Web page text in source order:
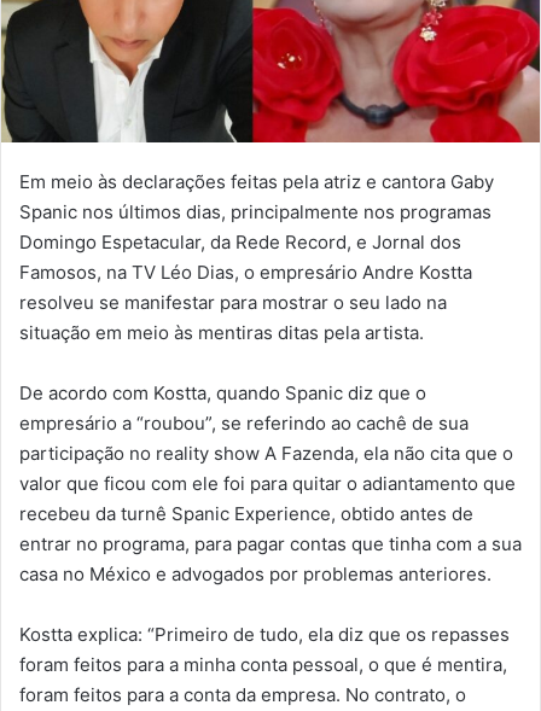
Em meio às declarações feitas pela atriz e cantora Gaby
Spanic nos últimos dias, principalmente nos programas
Domingo Espetacular, da Rede Record, e Jornal dos
Famosos, na TV Léo Dias, o empresário Andre Kostta
resolveu se manifestar para mostrar o seu lado na
situação em meio às mentiras ditas pela artista.
De acordo com Kostta, quando Spanic diz que o
empresário a “roubou”, se referindo ao cachê de sua
participação no reality show A Fazenda, ela não cita que o
valor que ficou com ele foi para quitar o adiantamento que
recebeu da turnê Spanic Experience, obtido antes de
entrar no programa, para pagar contas que tinha com a sua
casa no México e advogados por problemas anteriores.
Kostta explica: “Primeiro de tudo, ela diz que os repasses
foram feitos para a minha conta pessoal, o que é mentira,
foram feitos para a conta da empresa. No contrato, o